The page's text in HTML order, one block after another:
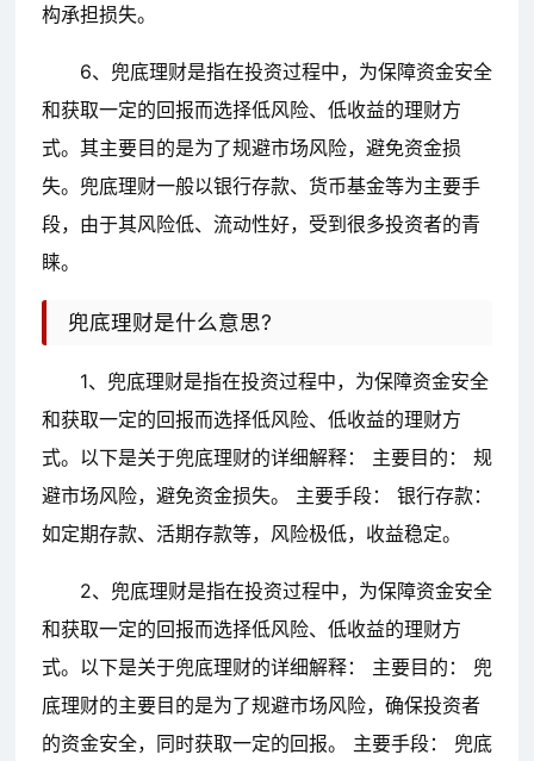
构承担损失。
6、兜底理财是指在投资过程中，为保障资金安全
和获取一定的回报而选择低风险、低收益的理财方
式。其主要目的是为了规避市场风险，避免资金损
失。兜底理财一般以银行存款、货币基金等为主要手
段，由于其风险低、流动性好，受到很多投资者的青
睐。
兜底理财是什么意思?
1、兜底理财是指在投资过程中，为保障资金安全
和获取一定的回报而选择低风险、低收益的理财方
式。以下是关于兜底理财的详细解释： 主要目的： 规
避市场风险，避免资金损失。 主要手段： 银行存款：
如定期存款、活期存款等，风险极低，收益稳定。
2、兜底理财是指在投资过程中，为保障资金安全
和获取一定的回报而选择低风险、低收益的理财方
式。以下是关于兜底理财的详细解释： 主要目的： 兜
底理财的主要目的是为了规避市场风险，确保投资者
的资金安全，同时获取一定的回报。 主要手段： 兜底